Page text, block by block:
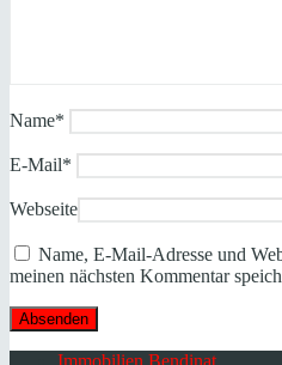
Name*
E-Mail*
Webseite
Name, E-Mail-Adresse und
meinen nächsten Kommentar
Immobilien Bendinat